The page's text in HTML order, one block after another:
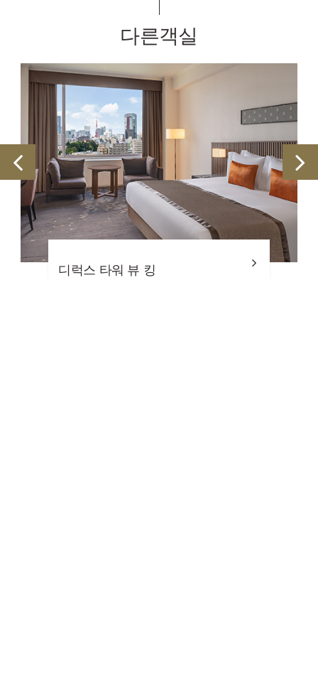
다른객실
쥬니어 스위트 킹룸, 위층